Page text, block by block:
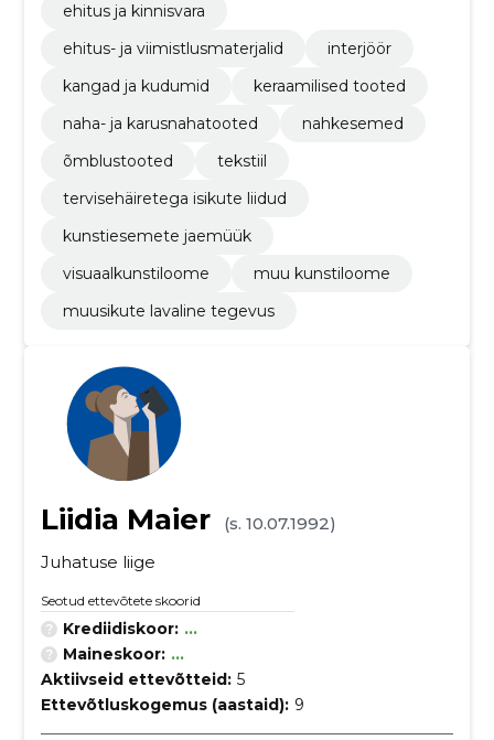
ehitus ja kinnisvara
ehitus- ja viimistlusmaterjalid
interjöör
kangad ja kudumid
keraamilised tooted
naha- ja karusnahatooted
nahkesemed
õmblustooted
tekstiil
tervisehäiretega isikute liidud
kunstiesemete jaemüük
visuaalkunstiloome
muu kunstiloome
muusikute lavaline tegevus
Liidia Maier
(s. 10.07.1992)
Juhatuse liige
Seotud ettevõtete skoorid
Krediidiskoor: ...
Maineskoor: ...
Aktiivseid ettevõtteid: 5
Ettevõtluskogemus (aastaid): 9